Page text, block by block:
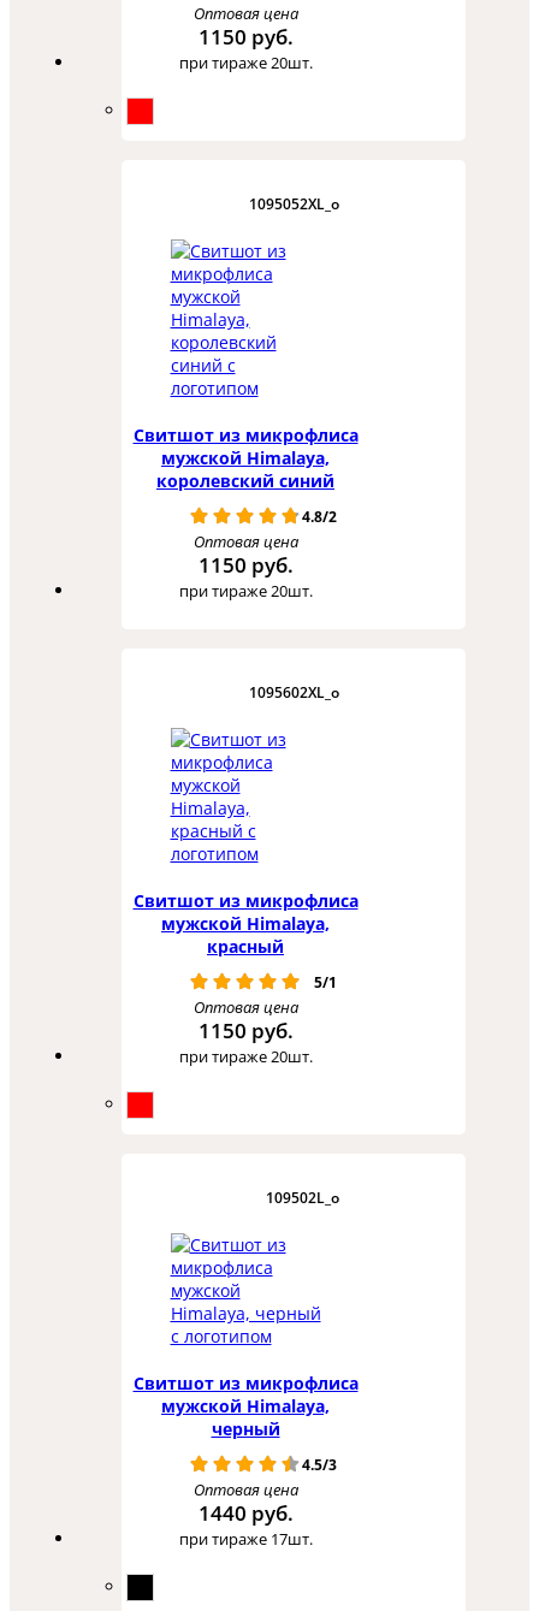
Оптовая цена
1150 руб.
при тираже 20шт.
1095052XL_o
Свитшот из микрофлиса
мужской Himalaya,
королевский синий
4.8/2
Оптовая цена
1150 руб.
при тираже 20шт.
1095602XL_o
Свитшот из микрофлиса
мужской Himalaya,
красный
5/1
Оптовая цена
1150 руб.
при тираже 20шт.
109502L_o
Свитшот из микрофлиса
мужской Himalaya,
черный
4.5/3
Оптовая цена
1440 руб.
при тираже 17шт.